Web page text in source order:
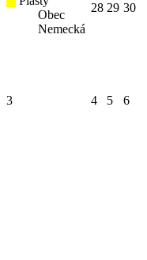
Obec
Nemecká
28 29 30
3 4 5 6